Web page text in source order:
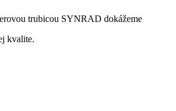
trubicou SYNRAD dokážeme
kvalite.